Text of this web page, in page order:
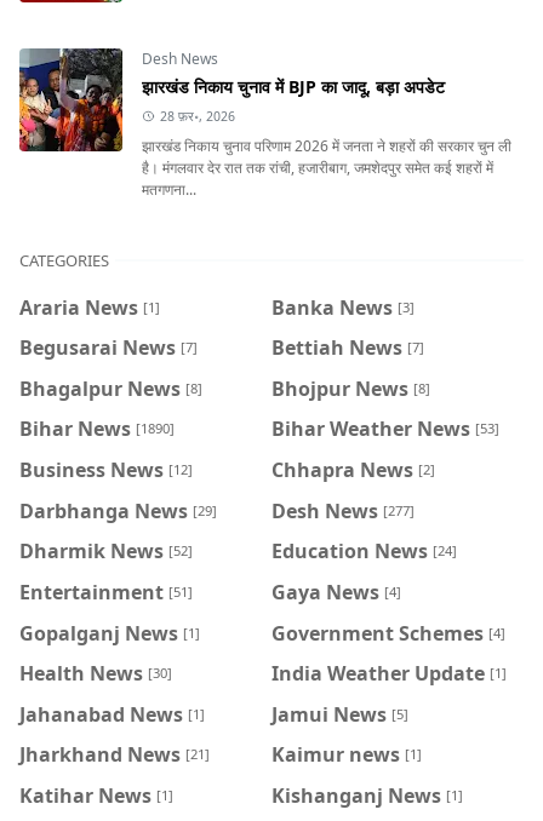
Desh News
झारखंड निकाय चुनाव में BJP का जादू, बड़ा अपडेट
28 फ़र॰, 2026
झारखंड निकाय चुनाव परिणाम 2026 में जनता ने शहरों की सरकार चुन ली
है। मंगलवार देर रात तक रांची, हजारीबाग, जमशेदपुर समेत कई शहरों में
मतगणना...
CATEGORIES
Araria News [1] Banka News [3]
Begusarai News [7] Bettiah News [7]
Bhagalpur News [8] Bhojpur News [8]
Bihar News [1890] Bihar Weather News [53]
Business News [12] Chhapra News [2]
Darbhanga News [29] Desh News [277]
Dharmik News [52] Education News [24]
Entertainment [51] Gaya News [4]
Gopalganj News [1] Government Schemes [4]
Health News [30] India Weather Update [1]
Jahanabad News [1] Jamui News [5]
Jharkhand News [21] Kaimur news [1]
Katihar News [1] Kishanganj News [1]